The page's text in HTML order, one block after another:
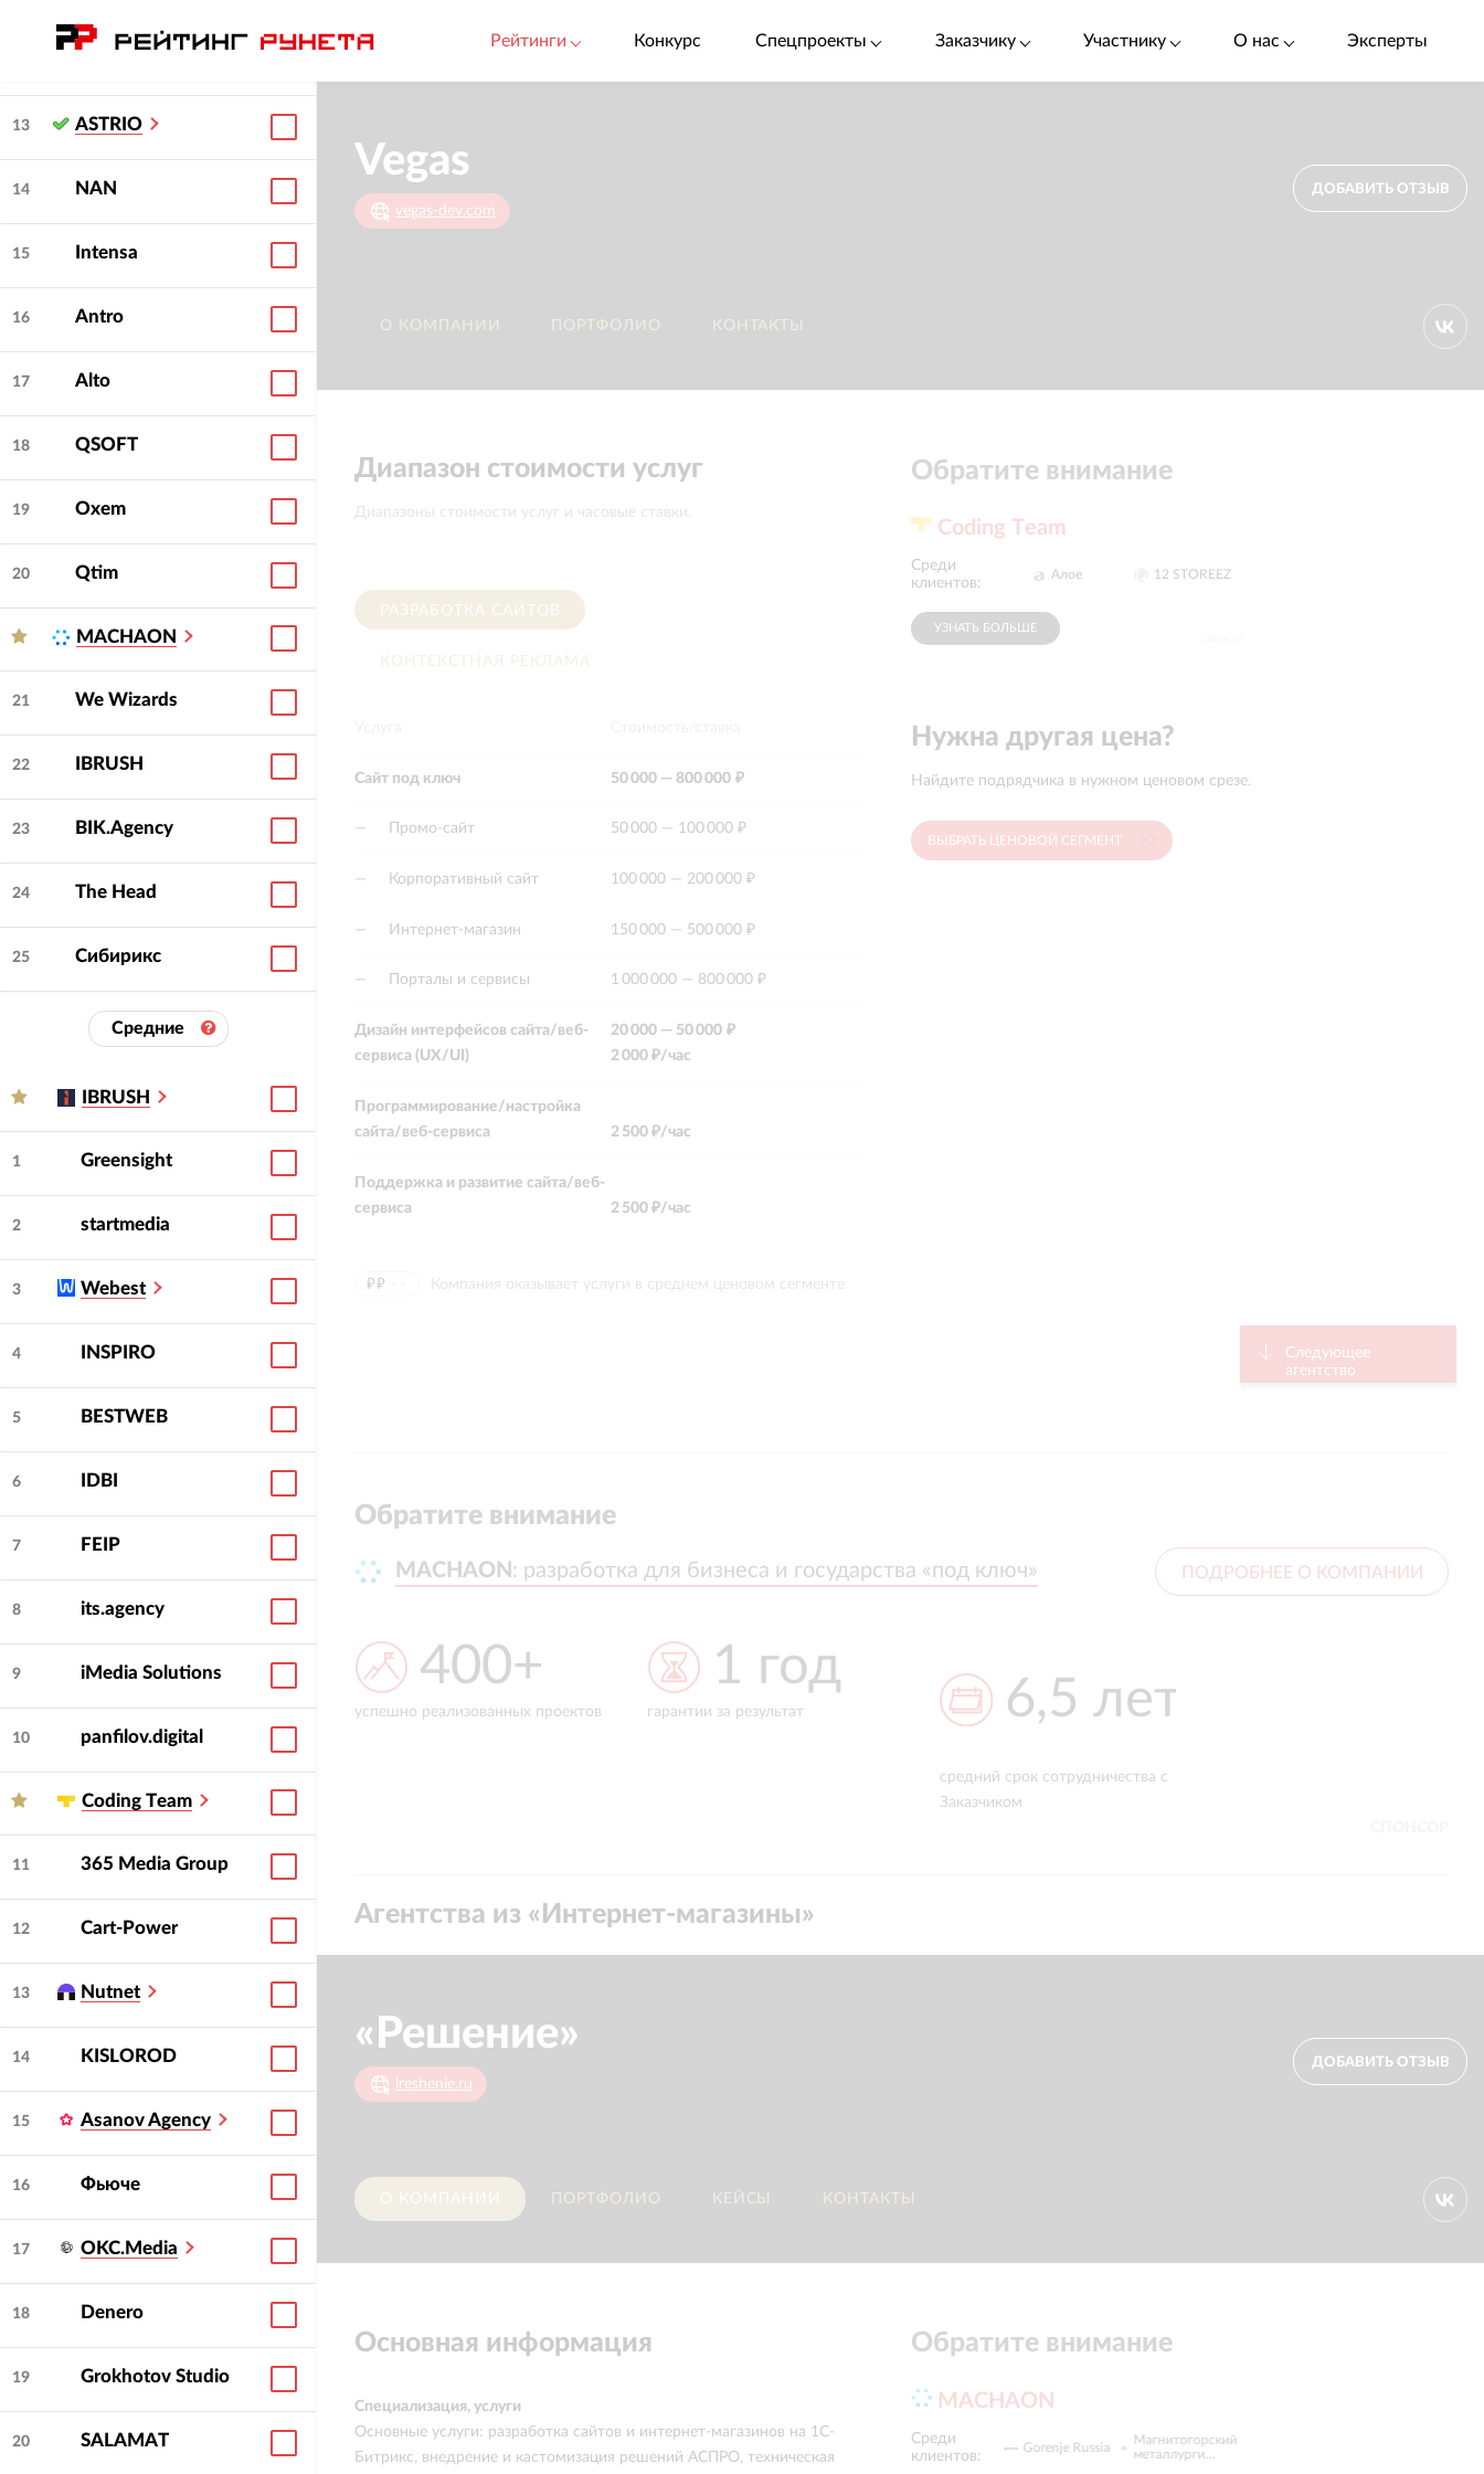
Рейтинги Конкурс Спецпроекты Заказчику Участнику О нас Эксперты
13 ASTRIO
14 NAN
15 Intensa
16 Antro
17 Alto
18 QSOFT
19 Oxem
20 Qtim
MACHAON
21 We Wizards
22 IBRUSH
23 BIK.Agency
24 The Head
25 Сибирикс
Средние
IBRUSH
1 Greensight
2 startmedia
3 Webest
4 INSPIRO
5 BESTWEB
6 IDBI
7 FEIP
8 its.agency
9 iMedia Solutions
10 panfilov.digital
Сoding Тeam
11 365 Media Group
12 Cart-Power
13 Nutnet
14 KISLOROD
15 Asanov Agency
16 Фьюче
17 OKC.Media
18 Denero
19 Grokhotov Studio
20 SALAMAT
Vegas
vegas-dev.com
ДОБАВИТЬ ОТЗЫВ
О КОМПАНИИ ПОРТФОЛИО КОНТАКТЫ
Диапазон стоимости услуг
Диапазоны стоимости услуг и часовые ставки.
Обратите внимание
Сoding Тeam
Среди
клиентов:
IDStore Алое 12 STOREEZ
УЗНАТЬ БОЛЬШЕ
РАЗРАБОТКА САЙТОВ
КОНТЕКСТНАЯ РЕКЛАМА
Сайт под ключ 50 000 —800 000 ₽
— Промо-сайт 50 000 — 100 000 ₽
— Корпоративный сайт 100 000 — 200 000 ₽
— Интернет-магазин 150 000 — 500 000 ₽
— Порталы и сервисы 1 000 000 — 800 000 ₽
Дизайн интерфейсов сайта/веб-
сервиса (UX/UI)
20 000 — 50 000 ₽
2 000 ₽/час
Программирование/настройка
сайта/веб-сервиса
2 500 ₽/час
Поддержка и развитие сайта/веб-
сервиса
2 500 ₽/час
₽₽ Компания оказывает услуги в среднем ценовом сегменте
Нужна другая цена?
Найдите подрядчика в нужном ценовом срезе.
ВЫБРАТЬ ЦЕНОВОЙ СЕГМЕНТ
Следующее
агентство
Обратите внимание
MACHAON : разработка для бизнеса и государства «под ключ»
MACHAON : разработка для бизнеса и государства «под ключ» ПОДРОБНЕЕ О КОМПАНИИ
400+
успешно реализованных проектов
1 год
гарантии за результат 6,5 лет
16+
лет
на рынке
Агентства из « Интернет-магазины»
«Решение»
ireshenie.ru
ДОБАВИТЬ ОТЗЫВ
О КОМПАНИИ ПОРТФОЛИО КЕЙСЫ КОНТАКТЫ
Основная информация
Специализация, услуги
Основные услуги: разработка сайтов и интернет-магазинов на 1С-
Битрикс, внедрение и кастомизация решений АСПРО, техническая
Обратите внимание
MACHAON
Среди
клиентов:
Gorenje Russia
Магнитогорский
металлурги...
Университет
МФЮА